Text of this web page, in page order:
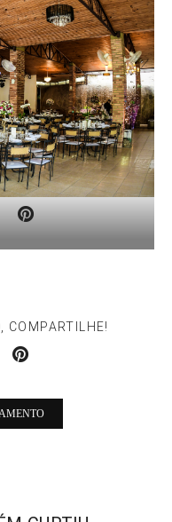
COMPARTILHE!